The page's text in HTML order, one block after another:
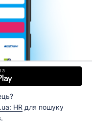
HR для пошуку
Кар’єра
Умови використання
роботи №1 в